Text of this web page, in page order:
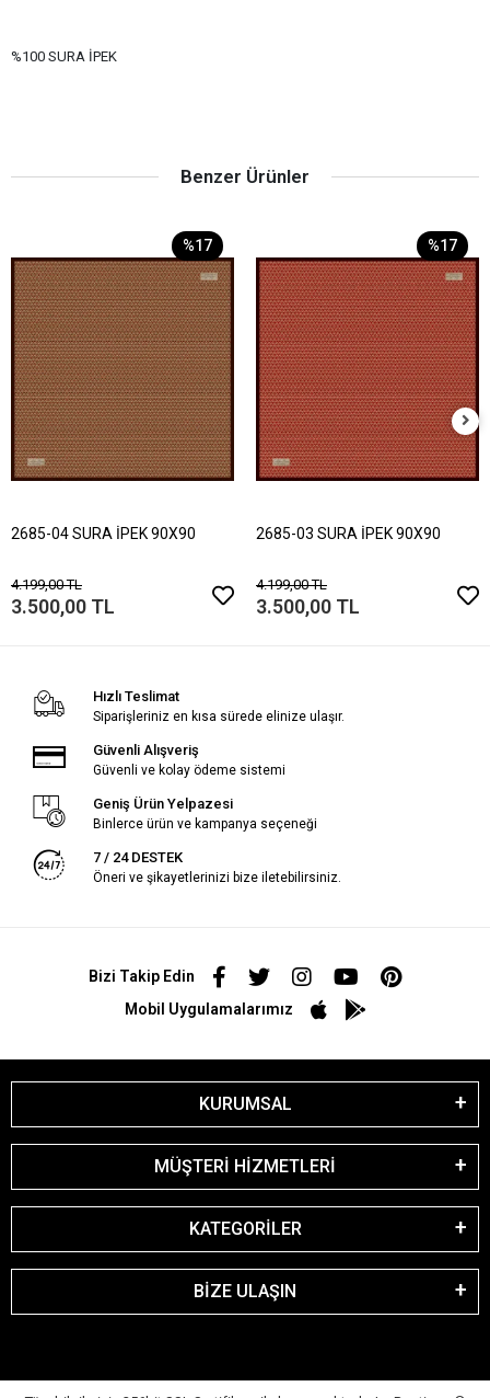
%100 SURA İPEK
Benzer Ürünler
%17
2685-04 SURA İPEK 90X90
4.199,00 TL
3.500,00 TL
%17
2685-03 SURA İPEK 90X90
4.199,00 TL
3.500,00 TL
Hızlı Teslimat
Siparişleriniz en kısa sürede elinize ulaşır.
Güvenli Alışveriş
Güvenli ve kolay ödeme sistemi
Geniş Ürün Yelpazesi
Binlerce ürün ve kampanya seçeneği
7 / 24 DESTEK
Öneri ve şikayetlerinizi bize iletebilirsiniz.
Bizi Takip Edin
Mobil Uygulamalarımız
KURUMSAL
MÜŞTERİ HİZMETLERİ
KATEGORİLER
BİZE ULAŞIN